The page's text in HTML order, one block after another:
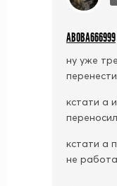
ABOBA666999
ну уже
кстати а
кстати а
не